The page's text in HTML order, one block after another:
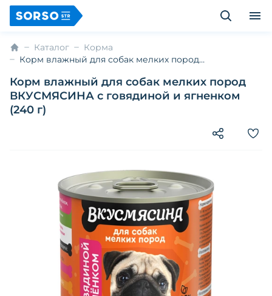
Каталог
Корма
Корм влажный для собак мелких пород
Корм влажный для собак мелких пород
ВКУСМЯСИНА с говядиной и ягненком
(240 г)